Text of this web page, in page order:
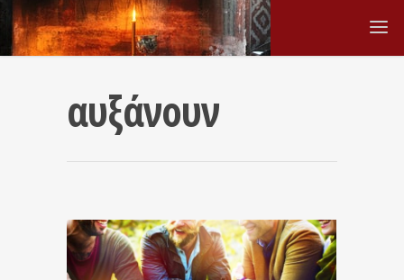
αυξάνουν